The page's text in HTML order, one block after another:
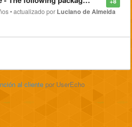
•actualizado por Luciano de Almeida
al cliente por UserEcho